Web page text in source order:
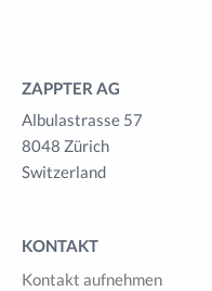
ZAPPTER AG
Albulastrasse 57
8048 Zürich
Switzerland
KONTAKT
Kontakt aufnehmen